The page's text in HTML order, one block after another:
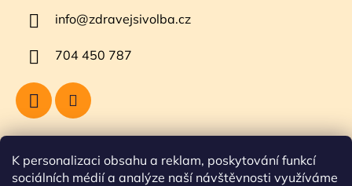
K personalizaci obsahu a reklam, poskytování funkcí
sociálních médií a analýze naší návštěvnosti využíváme
info@zdravejsivolba.cz
704 450 787
Přijímáme online platby